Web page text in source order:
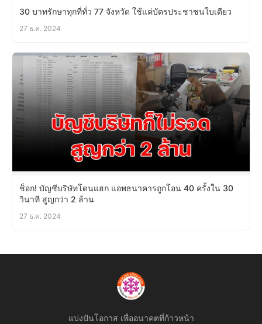
30 บาทรักษาทุกที่ทั่ว 77 จังหวัด ใช้แค่บัตรประชาชนใบเดียว
27 ธ.ค. 2024
ช็อก! บัญชีบริษัทโดนแฮก แอพธนาคารถูกโอน 40 ครั้งใน 30
วินาที สูญกว่า 2 ล้าน
27 ธ.ค. 2024
แบ่งปันโอกาส เพื่ออนาคตที่ก้าวหน้า